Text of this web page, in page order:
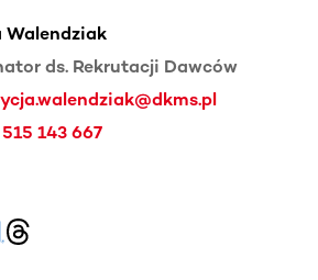
Walendziak
ds. Rekrutacji Dawców
143 667